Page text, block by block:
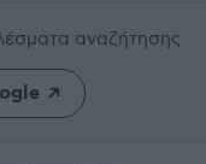
αναζήτησης